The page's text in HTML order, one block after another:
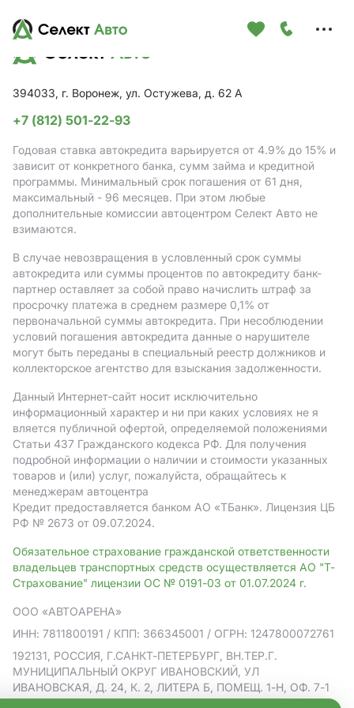
394033, г. Воронеж, ул. Остужева, д. 62 А
+7 (812) 501-22-93
Годовая ставка автокредита варьируется от 4.9% до 15% и
зависит от конкретного банка, сумм займа и кредитной
программы. Минимальный срок погашения от 61 дня,
максимальный - 96 месяцев. При этом любые
дополнительные комиссии автоцентром Селект Авто не
взимаются.
В случае невозвращения в условленный срок суммы
автокредита или суммы процентов по автокредиту банк-
партнер оставляет за собой право начислить штраф за
просрочку платежа в среднем размере 0,1% от
первоначальной суммы автокредита. При несоблюдении
условий погашения автокредита данные о нарушителе
могут быть переданы в специальный реестр должников и
коллекторское агентство для взыскания задолженности.
Данный Интернет-сайт носит исключительно
информационный характер и ни при каких условиях не я
вляется публичной офертой, определяемой положениями
Статьи 437 Гражданского кодекса РФ. Для получения
подробной информации о наличии и стоимости указанных
товаров и (или) услуг, пожалуйста, обращайтесь к
менеджерам автоцентра
Кредит предоставляется банком АO «ТБанк». Лицензия ЦБ
РФ № 2673 от 09.07.2024.
Обязательное страхование гражданской ответственности
владельцев транспортных средств осуществляется АО "Т-
Страхование" лицензии ОС № 0191-03 от 01.07.2024 г.
ООО «АВТОАРЕНА»
ИНН: 7811800191 / КПП: 366345001 / ОГРН: 1247800072761
192131, РОССИЯ, Г.САНКТ-ПЕТЕРБУРГ, ВН.ТЕР.Г.
МУНИЦИПАЛЬНЫЙ ОКРУГ ИВАНОВСКИЙ, УЛ
ИВАНОВСКАЯ, Д. 24, К. 2, ЛИТЕРА Б, ПОМЕЩ. 1-Н, ОФ. 7-1